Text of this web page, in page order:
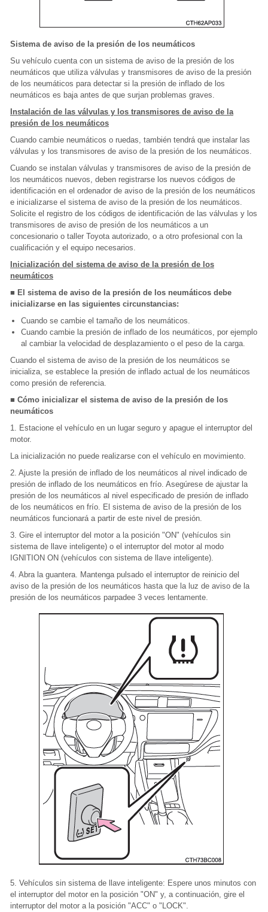
Sistema de aviso de la presión de los neumáticos
Su vehículo cuenta con un sistema de aviso de la presión de los
neumáticos que utiliza válvulas y transmisores de aviso de la presión
de los neumáticos para detectar si la presión de inflado de los
neumáticos es baja antes de que surjan problemas graves.
Instalación de las válvulas y los transmisores de aviso de la
presión de los neumáticos
Cuando cambie neumáticos o ruedas, también tendrá que instalar las
válvulas y los transmisores de aviso de la presión de los neumáticos.
Cuando se instalan válvulas y transmisores de aviso de la presión de
los neumáticos nuevos, deben registrarse los nuevos códigos de
identificación en el ordenador de aviso de la presión de los neumáticos
e inicializarse el sistema de aviso de la presión de los neumáticos.
Solicite el registro de los códigos de identificación de las válvulas y los
transmisores de aviso de presión de los neumáticos a un
concesionario o taller Toyota autorizado, o a otro profesional con la
cualificación y el equipo necesarios.
Inicialización del sistema de aviso de la presión de los
neumáticos
■ El sistema de aviso de la presión de los neumáticos debe
inicializarse en las siguientes circunstancias:
Cuando se cambie el tamaño de los neumáticos.
Cuando cambie la presión de inflado de los neumáticos, por ejemplo
al cambiar la velocidad de desplazamiento o el peso de la carga.
Cuando el sistema de aviso de la presión de los neumáticos se
inicializa, se establece la presión de inflado actual de los neumáticos
como presión de referencia.
■ Cómo inicializar el sistema de aviso de la presión de los
neumáticos
1. Estacione el vehículo en un lugar seguro y apague el interruptor del
motor.
La inicialización no puede realizarse con el vehículo en movimiento.
2. Ajuste la presión de inflado de los neumáticos al nivel indicado de
presión de inflado de los neumáticos en frío. Asegúrese de ajustar la
presión de los neumáticos al nivel especificado de presión de inflado
de los neumáticos en frío. El sistema de aviso de la presión de los
neumáticos funcionará a partir de este nivel de presión.
3. Gire el interruptor del motor a la posición "ON" (vehículos sin
sistema de llave inteligente) o el interruptor del motor al modo
IGNITION ON (vehículos con sistema de llave inteligente).
4. Abra la guantera. Mantenga pulsado el interruptor de reinicio del
aviso de la presión de los neumáticos hasta que la luz de aviso de la
presión de los neumáticos parpadee 3 veces lentamente.
5. Vehículos sin sistema de llave inteligente: Espere unos minutos con
el interruptor del motor en la posición "ON" y, a continuación, gire el
interruptor del motor a la posición "ACC" o "LOCK".